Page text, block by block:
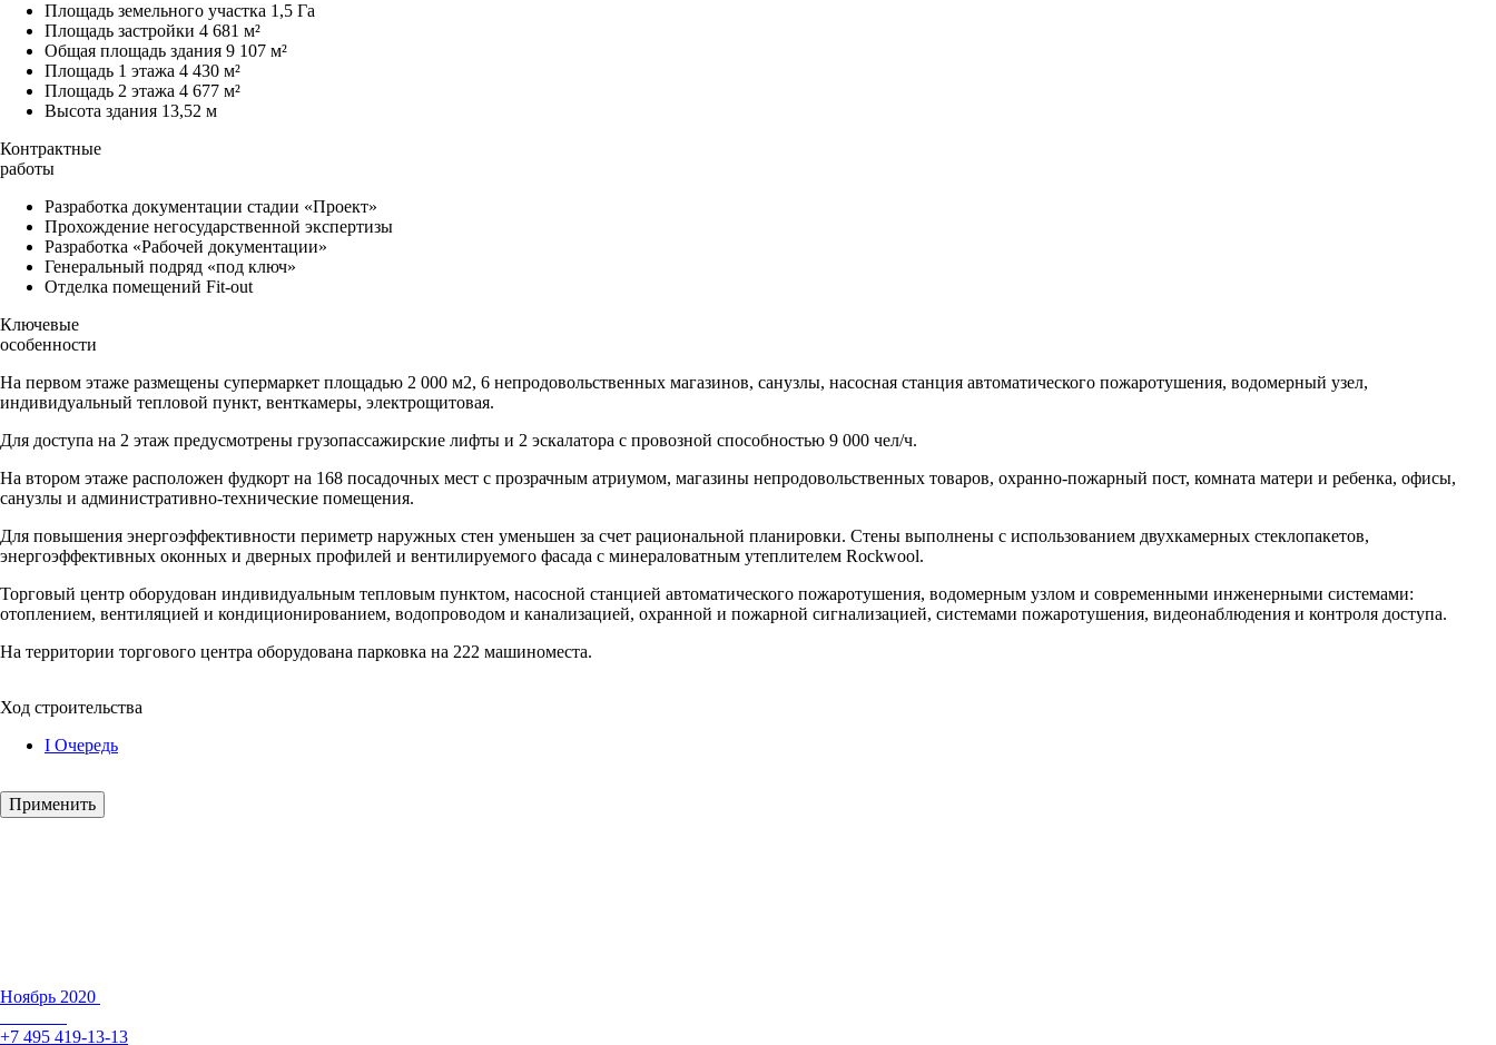
Площадь земельного участка 1,5 Га
Площадь застройки 4 681 м²
Общая площадь здания 9 107 м²
Площадь 1 этажа 4 430 м²
Площадь 2 этажа 4 677 м²
Высота здания 13,52 м
Контрактные
работы
Разработка документации стадии «Проект»
Прохождение негосударственной экспертизы
Разработка «Рабочей документации»
Генеральный подряд «под ключ»
Отделка помещений Fit-out
Ключевые
особенности
На первом этаже размещены супермаркет площадью 2 000 м2, 6 непродовольственных магазинов, санузлы, насосная станция автоматического пожаротушения, водомерный узел,
индивидуальный тепловой пункт, венткамеры, электрощитовая.
Для доступа на 2 этаж предусмотрены грузопассажирские лифты и 2 эскалатора с провозной способностью 9 000 чел/ч.
На втором этаже расположен фудкорт на 168 посадочных мест с прозрачным атриумом, магазины непродовольственных товаров, охранно-пожарный пост, комната матери и ребенка, офисы,
санузлы и административно-технические помещения.
Для повышения энергоэффективности периметр наружных стен уменьшен за счет рациональной планировки. Стены выполнены с использованием двухкамерных стеклопакетов,
энергоэффективных оконных и дверных профилей и вентилируемого фасада с минераловатным утеплителем Rockwool.
Торговый центр оборудован индивидуальным тепловым пунктом, насосной станцией автоматического пожаротушения, водомерным узлом и современными инженерными системами:
отоплением, вентиляцией и кондиционированием, водопроводом и канализацией, охранной и пожарной сигнализацией, системами пожаротушения, видеонаблюдения и контроля доступа.
На территории торгового центра оборудована парковка на 222 машиноместа.
Ход строительства
I Очередь
Ноябрь 2020
+7 495 419-13-13